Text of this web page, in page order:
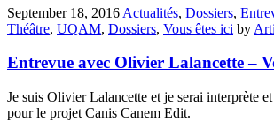
September 18, 2016 Actualités, Dossiers,
Théâtre, UQAM, Dossiers, Vous êtes ici by
Entrevue avec Olivier Lalancette –
Je suis Olivier Lalancette et je serai interprète
pour le projet Canis Canem Edit.